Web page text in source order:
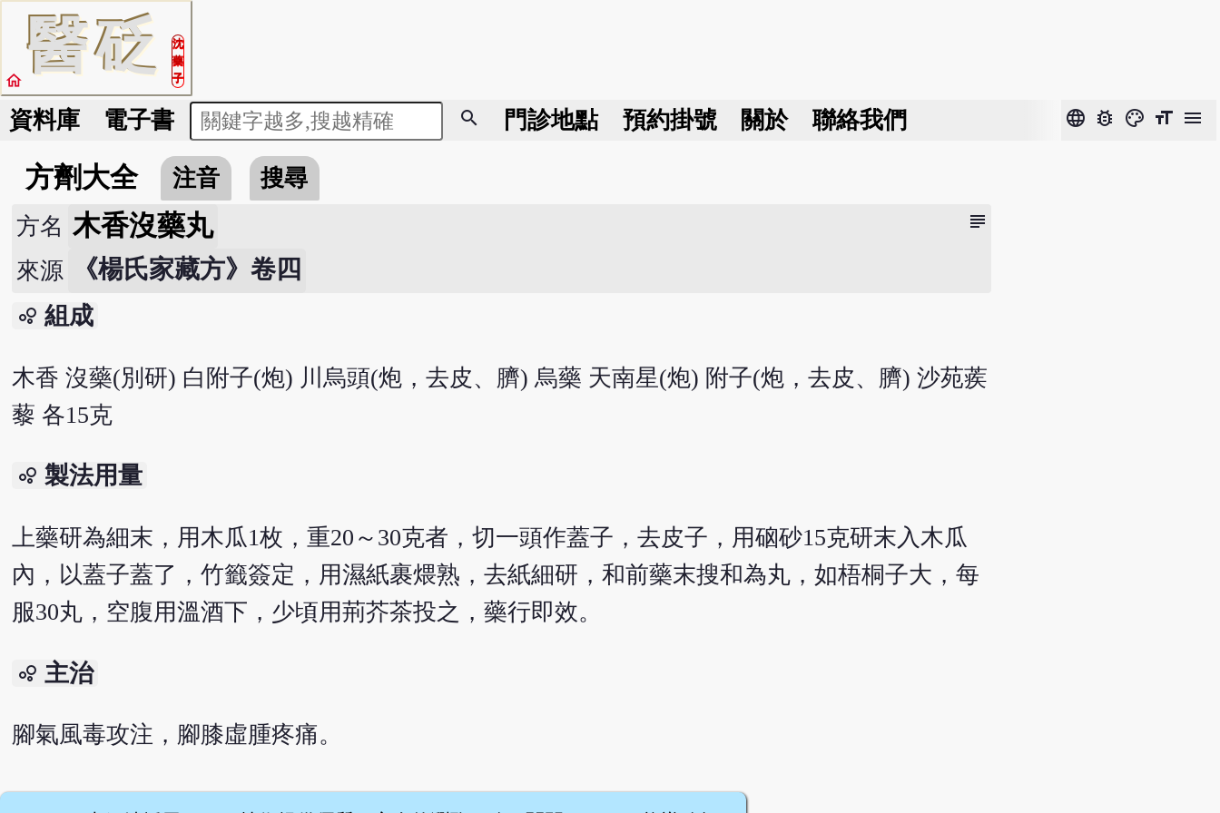
醫砭
沈
藥
子
home
資料庫 電子書 search 門診地點 預約掛號 關於 聯絡我們 language bug_report color_lens format_size menu
方劑大全 注音 搜尋
subject
方名 木香沒藥丸
來源 《楊氏家藏方》卷四
bubble_chart 組成
木香 沒藥(別研) 白附子(炮) 川烏頭(炮，去皮、臍) 烏藥 天南星(炮) 附子(炮，去皮、臍) 沙苑蒺
藜 各15克
bubble_chart 製法用量
上藥研為細末，用木瓜1枚，重20～30克者，切一頭作蓋子，去皮子，用硇砂15克研末入木瓜
內，以蓋子蓋了，竹籤簽定，用濕紙裹煨熟，去紙細研，和前藥末搜和為丸，如梧桐子大，每
服30丸，空腹用溫酒下，少頃用荊芥茶投之，藥行即效。
bubble_chart 主治
腳氣風毒攻注，腳膝虛腫疼痛。